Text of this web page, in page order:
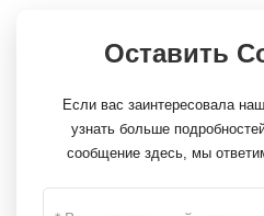
Оставить
Если вас заинтересовала
узнать больше
сообщение здесь, мы